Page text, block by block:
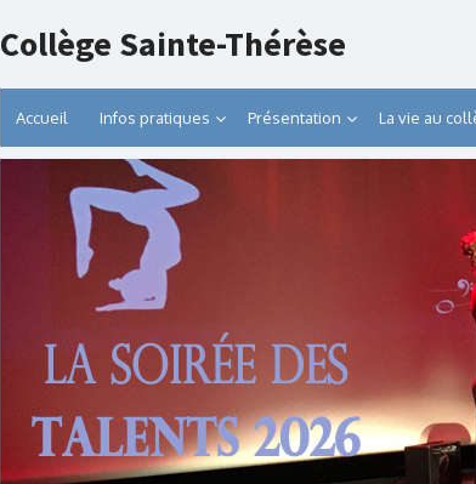
Collège Sainte-Thérèse
Accueil Infos pratiques Présentation La vie au